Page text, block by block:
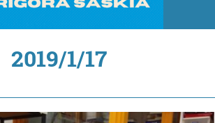
2019/1/17